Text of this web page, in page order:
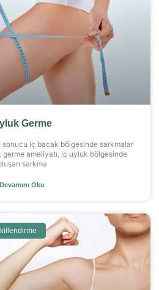
Germe
sonucu iç bacak bölgesinde sarkmalar
ameliyatı, iç uyluk bölgesinde
sarkma
Devamını Oku